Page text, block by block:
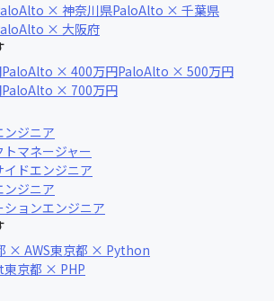
× 神奈川県PaloAlto × 千葉県
× 大阪府
PaloAlto × 400万円PaloAlto × 500万円
PaloAlto × 700万円
ジニア
マネージャー
ドエンジニア
ジニア
ョンエンジニア
× AWS東京都 × Python
東京都 × PHP